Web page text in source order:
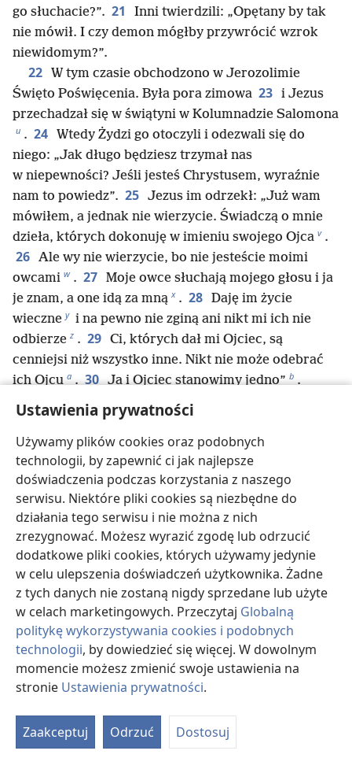
Ustawienia prywatności
Używamy plików cookies oraz podobnych
technologii, by zapewnić ci jak najlepsze
doświadczenia podczas korzystania z naszego
serwisu. Niektóre pliki cookies są niezbędne do
działania tego serwisu i nie można z nich
zrezygnować. Możesz wyrazić zgodę lub odrzucić
dodatkowe pliki cookies, których używamy jedynie
w celu ulepszenia doświadczeń użytkownika. Żadne
z tych danych nie zostaną nigdy sprzedane lub użyte
w celach marketingowych. Przeczytaj Globalną
politykę wykorzystywania cookies i podobnych
technologii, by dowiedzieć się więcej. W dowolnym
momencie możesz zmienić swoje ustawienia na
stronie Ustawienia prywatności.
Zaakceptuj Odrzuć Dostosuj
go słuchacie?”. 21
Inni twierdzili: „Opętany by tak
nie mówił. I czy demon mógłby przywrócić wzrok
niewidomym?”.
22 W tym czasie obchodzono w Jerozolimie
Święto Poświęcenia. Była pora zimowa 23 i Jezus
przechadzał się w świątyni w Kolumnadzie Salomona
u . 24 Wtedy Żydzi go otoczyli i odezwali się do
niego: „Jak długo będziesz trzymał nas
w niepewności? Jeśli jesteś Chrystusem, wyraźnie
nam to powiedz”. 25 Jezus im odrzekł: „Już wam
mówiłem, a jednak nie wierzycie. Świadczą o mnie
dzieła, których dokonuję w imieniu swojego Ojca v .
26 Ale wy nie wierzycie, bo nie jesteście moimi
owcami w . 27 Moje owce słuchają mojego głosu i ja
je znam, a one idą za mną x . 28 Daję im życie
wieczne y i na pewno nie zginą ani nikt mi ich nie
odbierze z . 29 Ci, których dał mi Ojciec, są
cenniejsi niż wszystko inne. Nikt nie może odebrać
ich Ojcu a . 30 Ja i Ojciec stanowimy jedno” b .
Wtedy Żydzi znów chwycili za kamienie, żeby
go ukamienować
c 32
waszych oczach dokonałem w imieniu Ojca tylu
dobrych rzeczy. Za którą z nich chcecie mnie
ukamienować?”. 33 Żydzi odparli: „Nie chcemy cię
ukamienować za coś dobrego, ale za bluźnierstwo
Bo jesteś człowiekiem, a robisz z siebie boga”.
Jezus im odrzekł: „Czy w waszych Pismach nie
napisano: ‚Powiedziałem: „Jesteście bogami”’? e
Bóg więc nazwał ‚bogami’ f tych, przeciw którym
sam się wypowiadał — a przecież Pism nie można
unieważnić. 36 Jak w takim razie mnie * — którego
Ojciec uświęcił i posłał na świat — możecie posądzać
o bluźnierstwo, bo powiedziałem, że jestem Synem
Bożym?
g 37 Jeśli nie robię tego, co jest wolą
to nawet gdybyście nie wierzyli mnie, wierzcie tym
czynom
. Wtedy zrozumiecie i będziecie wiedzieć,